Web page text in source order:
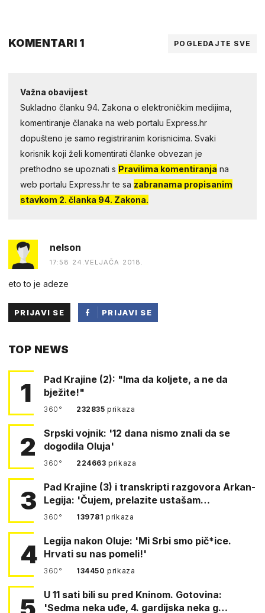
KOMENTARI 1 POGLEDAJTE SVE
Važna obavijest
Sukladno članku 94. Zakona o elektroničkim medijima,
komentiranje članaka na web portalu Express.hr
dopušteno je samo registriranim korisnicima. Svaki
korisnik koji želi komentirati članke obvezan je
prethodno se upoznati s Pravilima komentiranja na
web portalu Express.hr te sa zabranama propisanim
stavkom 2. članka 94. Zakona.
nelson
17:58 24.VELJAČA 2018.
eto to je adeze
PRIJAVI SE
PRIJAVI SE
TOP NEWS
1
Pad Krajine (2): "Ima da koljete, a ne da
bježite!"
360° 232835prikaza
2
Srpski vojnik: '12 dana nismo znali da se
dogodila Oluja'
360° 224663prikaza
3
Pad Krajine (3) i transkripti razgovora Arkan-
Legija: 'Čujem, prelazite ustašam…
360° 139781prikaza
4 Legija nakon Oluje: 'Mi Srbi smo pič*ice.
Hrvati su nas pomeli!'
360° 134450prikaza
U 11 sati bili su pred Kninom. Gotovina:
'Sedma neka uđe, 4. gardijska neka g…